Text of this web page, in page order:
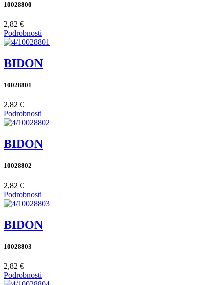
10028800
2,82 €
Podrobnosti
BIDON
10028801
2,82 €
Podrobnosti
BIDON
10028802
2,82 €
Podrobnosti
BIDON
10028803
2,82 €
Podrobnosti